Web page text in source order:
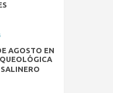
AGOSTO EN